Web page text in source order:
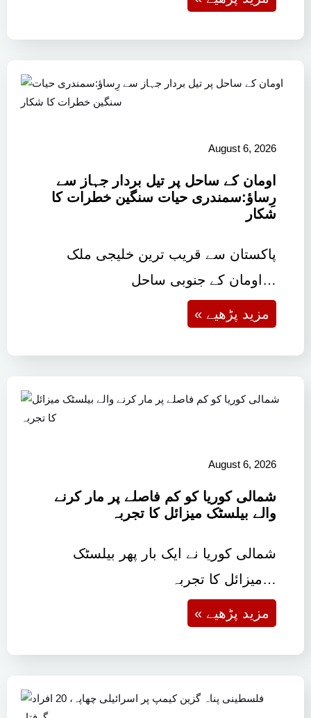
August 6, 2026
اومان کے ساحل پر تیل بردار جہاز سے
رِساؤ:سمندری حیات سنگین خطرات کا
شکار
پاکستان سے قریب ترین خلیجی ملک
اومان کے جنوبی ساحل…
« مزید پڑھیے
August 6, 2026
شمالی کوریا کو کم فاصلے پر مار کرنے
والے بیلسٹک میزائل کا تجربہ
شمالی کوریا نے ایک بار پھر بیلسٹک
میزائل کا تجربہ…
« مزید پڑھیے